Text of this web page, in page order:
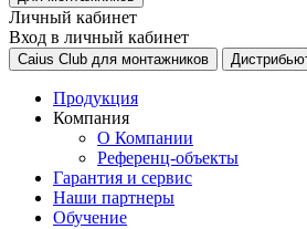
Личный кабинет
Вход в личный кабинет
Caius Club для монтажников
Продукция
Компания
О Компании
Референц-объекты
Гарантия и сервис
Наши партнеры
Обучение